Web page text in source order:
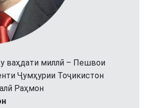
ваҳдати миллӣ – Пешвои
Ҷумҳурии Тоҷикистон
Раҳмон